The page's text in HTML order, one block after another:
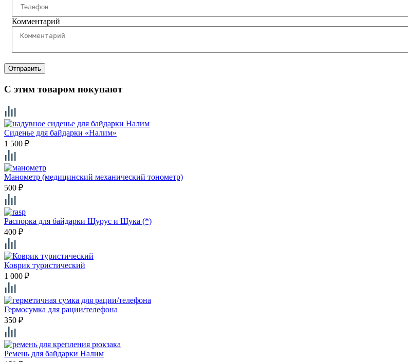
Комментарий
Отправить
С этим товаром покупают
Сиденье для байдарки «Налим»
1 500 ₽
Манометр (медицинский механический тонометр)
500 ₽
Распорка для байдарки Щурус и Щука (*)
400 ₽
Коврик туристический
1 000 ₽
Гермосумка для рации/телефона
350 ₽
Ремень для байдарки Налим